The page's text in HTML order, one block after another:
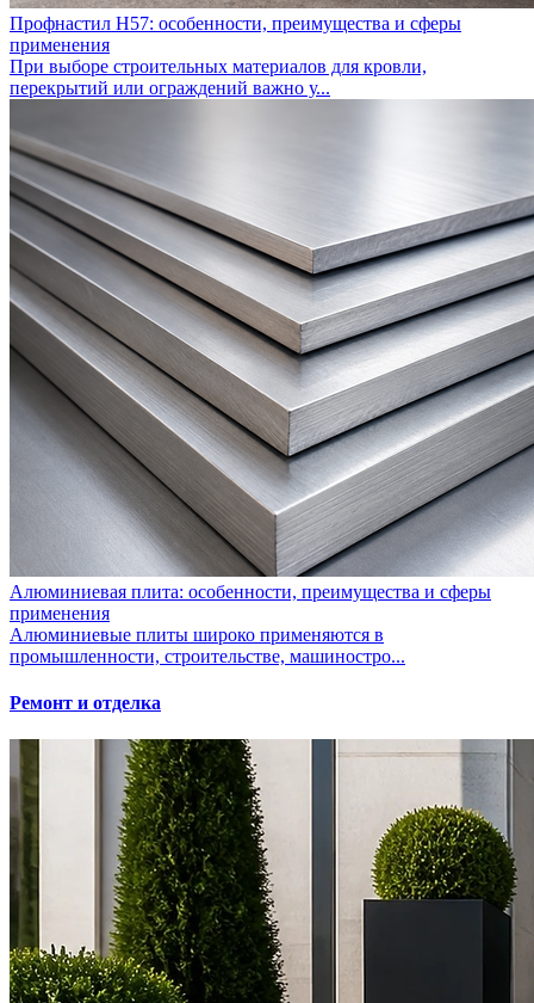
Профнастил Н57: особенности, преимущества и сферы
применения
При выборе строительных материалов для кровли,
перекрытий или ограждений важно у...
Алюминиевая плита: особенности, преимущества и сферы
применения
Алюминиевые плиты широко применяются в
промышленности, строительстве, машиностро...
Ремонт и отделка